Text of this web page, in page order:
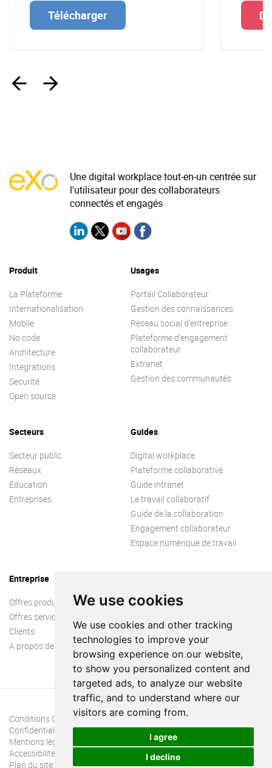
We use cookies
We use cookies and other tracking
technologies to improve your
browsing experience on our website,
to show you personalized content and
targeted ads, to analyze our website
traffic, and to understand where our
visitors are coming from.
I agree
I decline
Télécharger
Une digital workplace tout-en-un centrée sur
l'utilisateur pour des collaborateurs
connectés et engagés
Produit
La Plateforme
Internationalisation
Mobile
No code
Architecture
Integrations
Securité
Open source
Usages
Portail Collaborateur
Gestion des connaissances
Réseau social d’entreprise
Plateforme d’engagement
collaborateur
Extranet
Gestion des communautés
Secteurs
Secteur public
Réseaux
Education
Entreprises
Guides
Digital workplace
Plateforme collaborative
Guide intranet
Le travail collaboratif
Guide de la collaboration
Engagement collaborateur
Espace numérique de travail
Entreprise
Offres produit
Offres services
Clients
A propos de nous
Conditions Générales
Confidentialité
Mentions légales
Accessibilité
Plan du site